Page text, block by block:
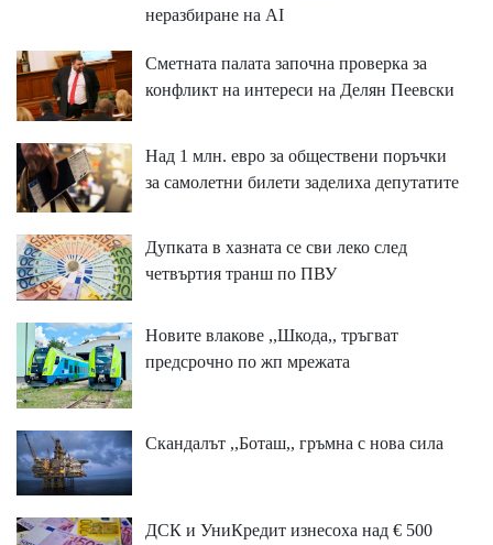
неразбиране на AI
Сметната палата започна проверка за
конфликт на интереси на Делян Пеевски
Над 1 млн. евро за обществени поръчки
за самолетни билети заделиха депутатите
Дупката в хазната се сви леко след
четвъртия транш по ПВУ
Новите влакове ,,Шкода,, тръгват
предсрочно по жп мрежата
Скандалът ,,Боташ,, гръмна с нова сила
ДСК и УниКредит изнесоха над € 500